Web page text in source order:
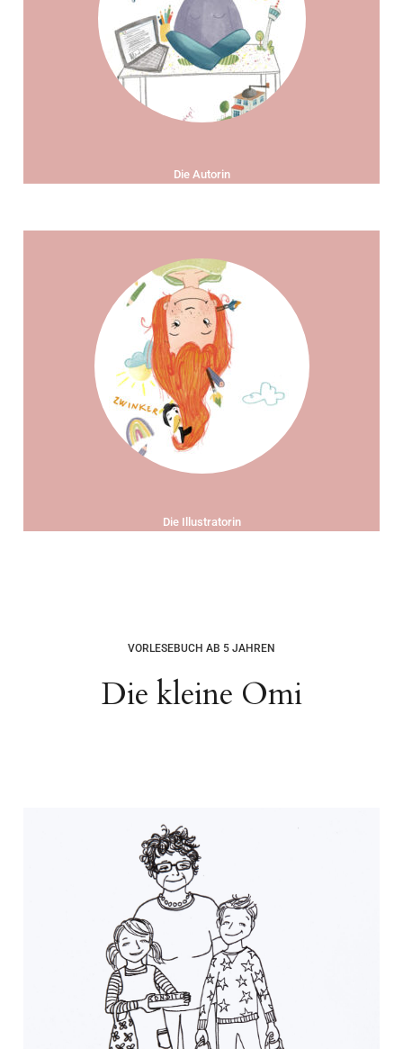
Die Autorin
Die Illustratorin
VORLESEBUCH AB 5 JAHREN
Die kleine Omi